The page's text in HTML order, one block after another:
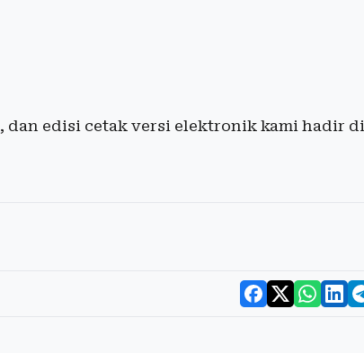
, dan edisi cetak versi elektronik kami hadir di